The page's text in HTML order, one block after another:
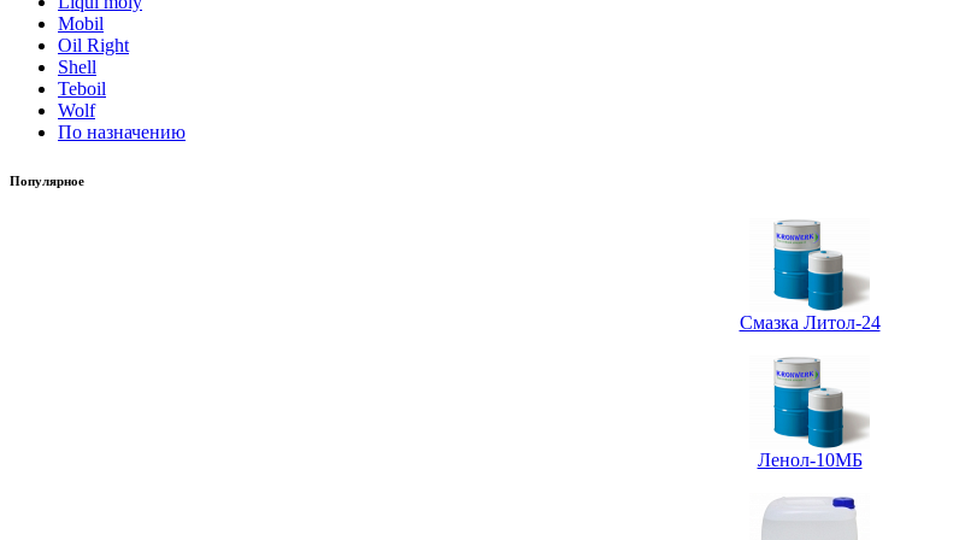
Mobil
Oil Right
Shell
Teboil
Wolf
По назначению
Популярное
Смазка Литол-24
Ленол-10МБ